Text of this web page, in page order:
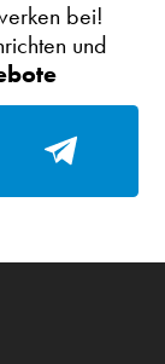
bei!
und